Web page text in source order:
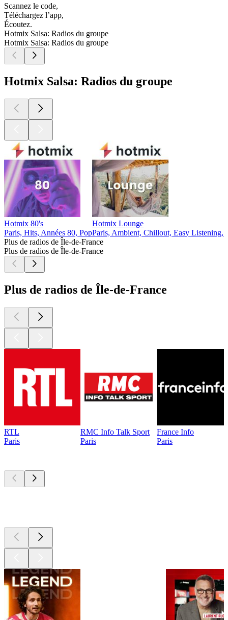
Scannez le code,
Téléchargez l’app,
Écoutez.
Hotmix Salsa: Radios du groupe
Hotmix Salsa: Radios du groupe
Hotmix Salsa: Radios du groupe
Hotmix 80's
Paris, Hits, Années 80, Pop
Hotmix Lounge
Paris, Ambient, Chillout, Easy Listening,
Plus de radios de Île-de-France
Plus de radios de Île-de-France
Plus de radios de Île-de-France
RTL
Paris
RMC Info Talk Sport
Paris
France Info
Paris